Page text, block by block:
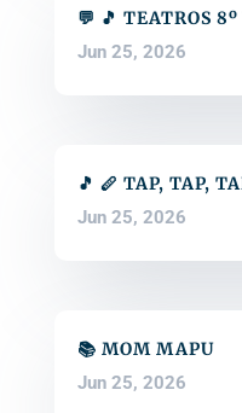
💬 🎵 TEATROS
Jun 25, 2026
🎵 🪈 TAP, TAP,
Jun 25, 2026
📚 MOM MAPU
Jun 25, 2026